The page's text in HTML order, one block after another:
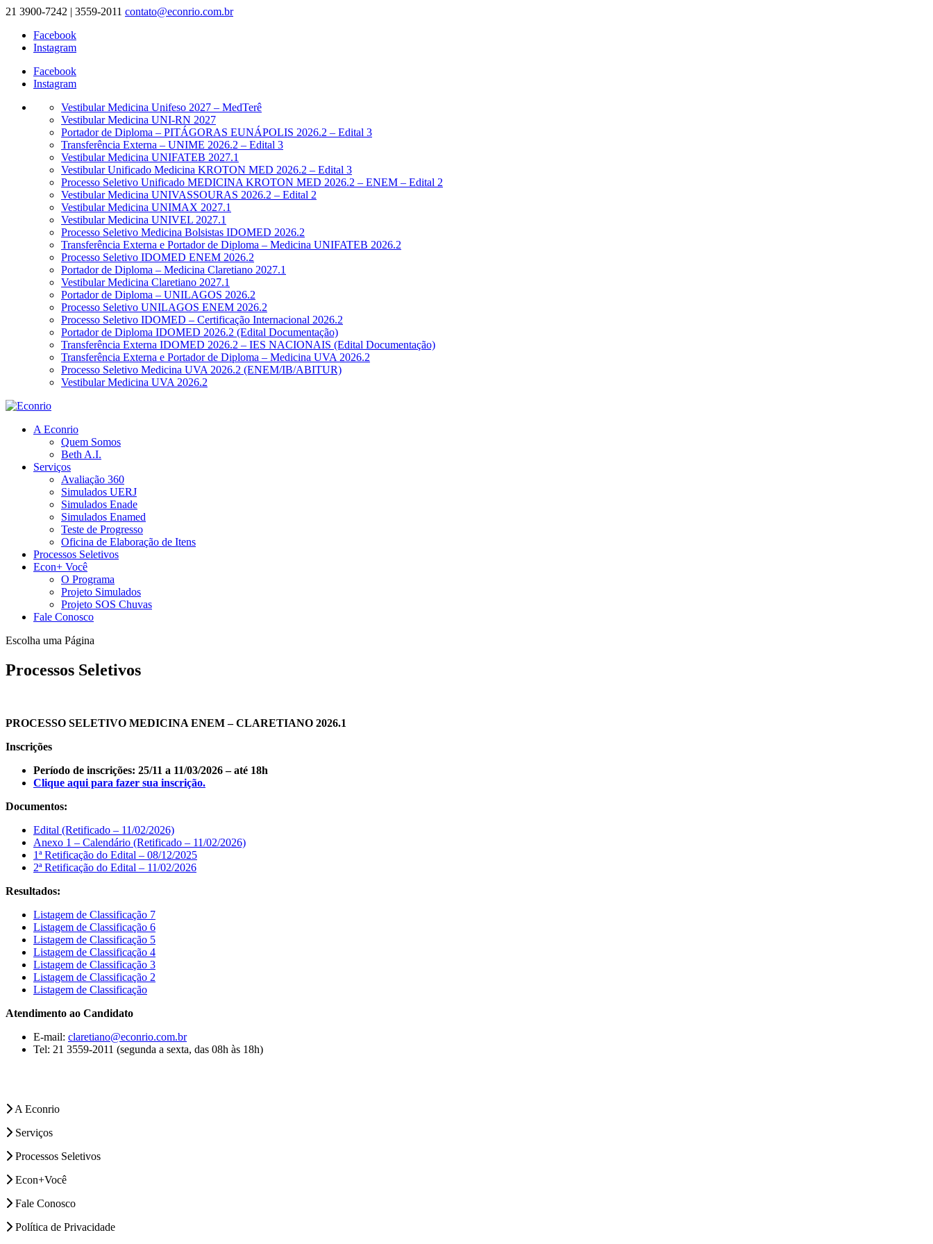
21 3900-7242 | 3559-2011 contato@econrio.com.br
Facebook
Instagram
Facebook
Instagram
Vestibular Medicina Unifeso 2027 – MedTerê
Vestibular Medicina UNI-RN 2027
Portador de Diploma – PITÁGORAS EUNÁPOLIS 2026.2 – Edital 3
Transferência Externa – UNIME 2026.2 – Edital 3
Vestibular Medicina UNIFATEB 2027.1
Vestibular Unificado Medicina KROTON MED 2026.2 – Edital 3
Processo Seletivo Unificado MEDICINA KROTON MED 2026.2 – ENEM – Edital 2
Vestibular Medicina UNIVASSOURAS 2026.2 – Edital 2
Vestibular Medicina UNIMAX 2027.1
Vestibular Medicina UNIVEL 2027.1
Processo Seletivo Medicina Bolsistas IDOMED 2026.2
Transferência Externa e Portador de Diploma – Medicina UNIFATEB 2026.2
Processo Seletivo IDOMED ENEM 2026.2
Portador de Diploma – Medicina Claretiano 2027.1
Vestibular Medicina Claretiano 2027.1
Portador de Diploma – UNILAGOS 2026.2
Processo Seletivo UNILAGOS ENEM 2026.2
Processo Seletivo IDOMED – Certificação Internacional 2026.2
Portador de Diploma IDOMED 2026.2 (Edital Documentação)
Transferência Externa IDOMED 2026.2 – IES NACIONAIS (Edital Documentação)
Transferência Externa e Portador de Diploma – Medicina UVA 2026.2
Processo Seletivo Medicina UVA 2026.2 (ENEM/IB/ABITUR)
Vestibular Medicina UVA 2026.2
A Econrio
Quem Somos
Beth A.I.
Serviços
Avaliação 360
Simulados UERJ
Simulados Enade
Simulados Enamed
Teste de Progresso
Oficina de Elaboração de Itens
Processos Seletivos
Econ+ Você
O Programa
Projeto Simulados
Projeto SOS Chuvas
Fale Conosco
Escolha uma Página
Processos Seletivos
PROCESSO SELETIVO MEDICINA ENEM – CLARETIANO 2026.1
Inscrições
Período de inscrições: 25/11 a 11/03/2026 – até 18h
Clique aqui para fazer sua inscrição.
Documentos:
Edital (Retificado – 11/02/2026)
Anexo 1 – Calendário (Retificado – 11/02/2026)
1ª Retificação do Edital – 08/12/2025
2ª Retificação do Edital – 11/02/2026
Resultados:
Listagem de Classificação 7
Listagem de Classificação 6
Listagem de Classificação 5
Listagem de Classificação 4
Listagem de Classificação 3
Listagem de Classificação 2
Listagem de Classificação
Atendimento ao Candidato
E-mail: claretiano@econrio.com.br
Tel: 21 3559-2011 (segunda a sexta, das 08h às 18h)
A Econrio
Serviços
Processos Seletivos
Econ+Você
Fale Conosco
Política de Privacidade